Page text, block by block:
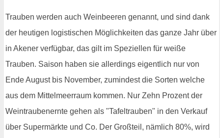
Trauben werden auch Weinbeeren genannt, und sind dank
der heutigen logistischen Möglichkeiten das ganze Jahr über
in Akener verfügbar, das gilt im Speziellen für weiße
Trauben. Saison haben sie allerdings eigentlich nur von
Ende August bis November, zumindest die Sorten welche
aus dem Mittelmeerraum kommen. Nur Zehn Prozent der
Weintraubenernte gehen als "Tafeltrauben" in den Verkauf
über Supermärkte und Co. Der Großteil, nämlich 80%, wird